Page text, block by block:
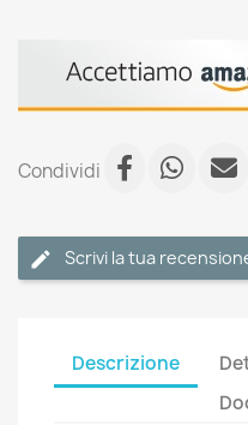
Condividi
Scrivi la tua
Descrizione